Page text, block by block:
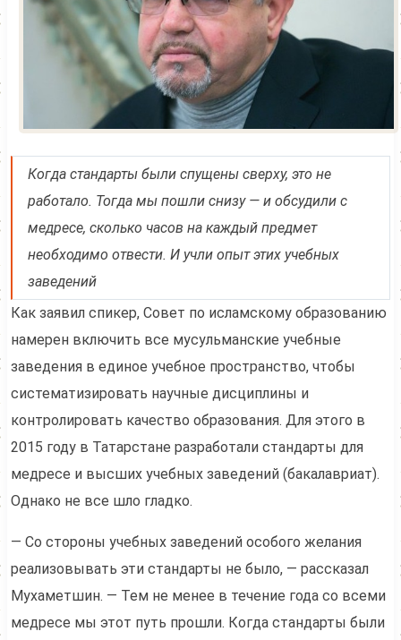
Когда стандарты были спущены сверху, это не
работало. Тогда мы пошли снизу — и обсудили с
медресе, сколько часов на каждый предмет
необходимо отвести. И учли опыт этих учебных
заведений
Как заявил спикер, Совет по исламскому образованию
намерен включить все мусульманские учебные
заведения в единое учебное пространство, чтобы
систематизировать научные дисциплины и
контролировать качество образования. Для этого в
2015 году в Татарстане разработали стандарты для
медресе и высших учебных заведений (бакалавриат).
Однако не все шло гладко.
— Со стороны учебных заведений особого желания
реализовывать эти стандарты не было, — рассказал
Мухаметшин. — Тем не менее в течение года со всеми
медресе мы этот путь прошли. Когда стандарты были